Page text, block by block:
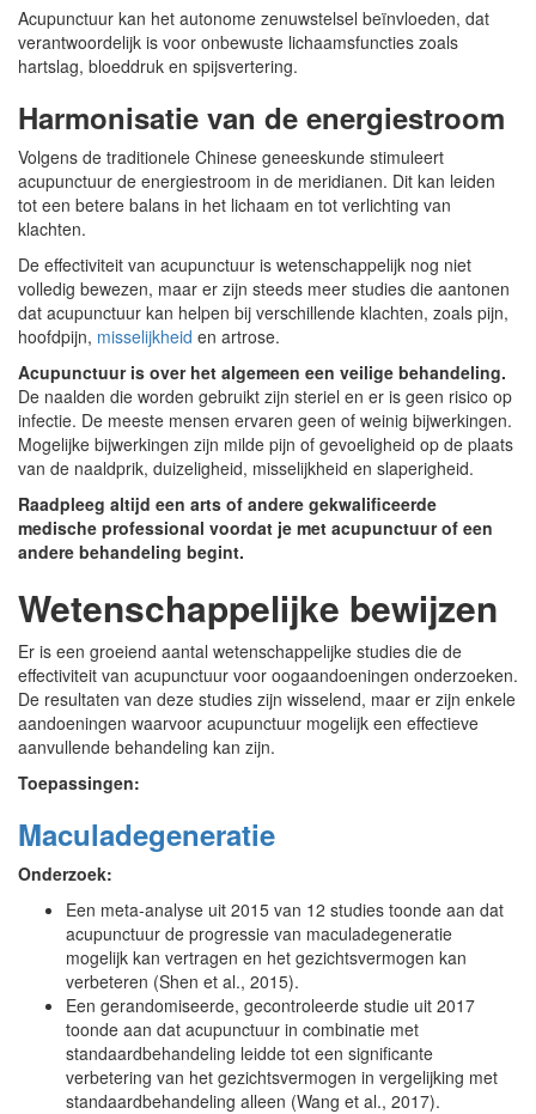
Acupunctuur kan het autonome zenuwstelsel beïnvloeden, dat
verantwoordelijk is voor onbewuste lichaamsfuncties zoals
hartslag, bloeddruk en spijsvertering.
Harmonisatie van de energiestroom
Volgens de traditionele Chinese geneeskunde stimuleert
acupunctuur de energiestroom in de meridianen. Dit kan leiden
tot een betere balans in het lichaam en tot verlichting van
klachten.
De effectiviteit van acupunctuur is wetenschappelijk nog niet
volledig bewezen, maar er zijn steeds meer studies die aantonen
dat acupunctuur kan helpen bij verschillende klachten, zoals pijn,
hoofdpijn, misselijkheid en artrose.
Acupunctuur is over het algemeen een veilige behandeling.
De naalden die worden gebruikt zijn steriel en er is geen risico op
infectie. De meeste mensen ervaren geen of weinig bijwerkingen.
Mogelijke bijwerkingen zijn milde pijn of gevoeligheid op de plaats
van de naaldprik, duizeligheid, misselijkheid en slaperigheid.
Raadpleeg altijd een arts of andere gekwalificeerde
medische professional voordat je met acupunctuur of een
andere behandeling begint.
Wetenschappelijke bewijzen
Er is een groeiend aantal wetenschappelijke studies die de
effectiviteit van acupunctuur voor oogaandoeningen onderzoeken.
De resultaten van deze studies zijn wisselend, maar er zijn enkele
aandoeningen waarvoor acupunctuur mogelijk een effectieve
aanvullende behandeling kan zijn.
Toepassingen:
Maculadegeneratie
Onderzoek:
Een meta-analyse uit 2015 van 12 studies toonde aan dat
acupunctuur de progressie van maculadegeneratie
mogelijk kan vertragen en het gezichtsvermogen kan
verbeteren (Shen et al., 2015).
Een gerandomiseerde, gecontroleerde studie uit 2017
toonde aan dat acupunctuur in combinatie met
standaardbehandeling leidde tot een significante
verbetering van het gezichtsvermogen in vergelijking met
standaardbehandeling alleen (Wang et al., 2017).